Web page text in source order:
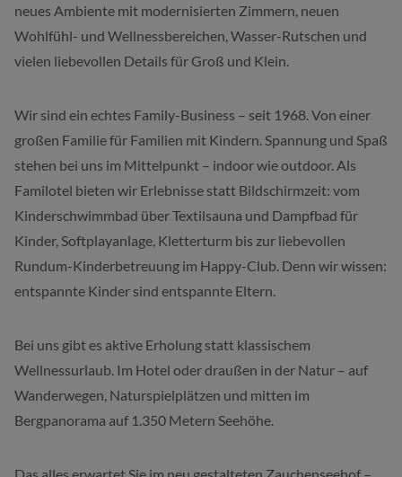
neues Ambiente mit modernisierten Zimmern, neuen
Wohlfühl- und Wellnessbereichen, Wasser-Rutschen und
vielen liebevollen Details für Groß und Klein.
Wir sind ein echtes Family-Business – seit 1968. Von einer
großen Familie für Familien mit Kindern. Spannung und Spaß
stehen bei uns im Mittelpunkt – indoor wie outdoor. Als
Familotel bieten wir Erlebnisse statt Bildschirmzeit: vom
Kinderschwimmbad über Textilsauna und Dampfbad für
Kinder, Softplayanlage, Kletterturm bis zur liebevollen
Rundum-Kinderbetreuung im Happy-Club. Denn wir wissen:
entspannte Kinder sind entspannte Eltern.
Bei uns gibt es aktive Erholung statt klassischem
Wellnessurlaub. Im Hotel oder draußen in der Natur – auf
Wanderwegen, Naturspielplätzen und mitten im
Bergpanorama auf 1.350 Metern Seehöhe.